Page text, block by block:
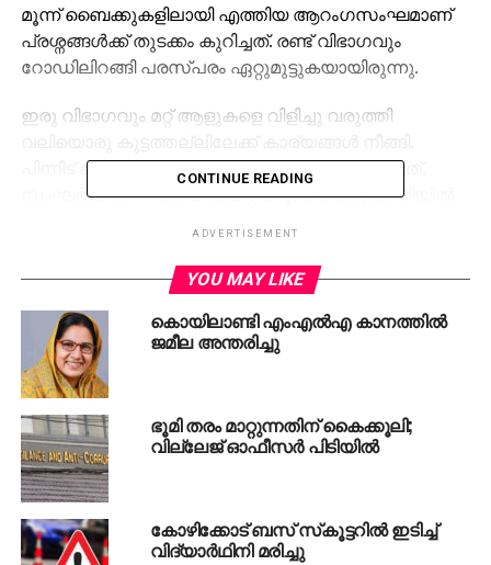
മൂന്ന് ബൈക്കുകളിലായി എത്തിയ ആറം​ഗസംഘമാണ്
പ്രശ്നങ്ങൾക്ക് തുടക്കം കുറിച്ചത്. രണ്ട് വിഭാഗവും
റോഡിലിറങ്ങി പരസ്പരം ഏറ്റുമുട്ടുകയായിരുന്നു.
ഇരു വിഭാഗവും മറ്റ് ആളുകളെ വിളിച്ചു വരുത്തി
പിന്നീട് പൊലീസ് എത്തിയാണ് പ്രശ്നം പരിഹരിച്ചത്.
സംഘർഷത്തിനിടെ പരിക്കേറ്റവരുടെ ആശുപത്രിയിൽ
RELATED TOPICS: CAR CRIME
KANNUR KOZHIKODE
UP NEXT
സൂപ്പര്‍ സ്റ്റാര്‍ രജനികാന്തിന്റെ ‘ബാഷ’ റീ റിലീസിന്‌
DON'T MISS
പത്തനംതിട്ട പോക്സോ കേസ്; മൂന്ന് പ്രതികൾ
കൂടി കസ്റ്റഡിയിൽ
CONTINUE READING
ADVERTISEMENT
YOU MAY LIKE
കൊയിലാണ്ടി എംഎല്‍എ കാനത്തില്‍
ജമീല അന്തരിച്ചു
ഭൂമി തരം മാറ്റുന്നതിന് കൈക്കൂലി;
വില്ലേജ് ഓഫീസര്‍ പിടിയില്‍
കോഴിക്കോട് ബസ് സ്‌കൂട്ടറില്‍ ഇടിച്ച്
വിദ്യാര്‍ഥിനി മരിച്ചു